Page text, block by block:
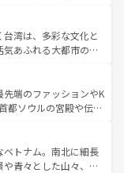
イアンミュージッ
がハワイの魅力を彩
感動が待っているハ
ルル（エアーズロッ
アンズの熱帯雨林な
ェやワイン、オージ
、サーフィンやダイ
好きにはたまらな
分に味わいつくそ
湾は、多彩な文化と
あふれる大都市の台
部など、都市の喧騒
る人に新しい発見と
い台湾の食文化も魅
ラエティ豊かな料理
は コンテンツ一覧を参
端のファッションやK
都ソウルの宮殿や伝統
然美を楽しむことが
のストリートフード
る。夜には、韓国な
トナム。南北に細長
青々とした山々、世